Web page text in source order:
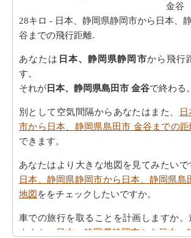
金谷
28キロ - 日本、静岡県静岡市から日本、
谷までの飛行距離.
あなたは 日本、静岡県静岡市から飛行
す。
それが 日本、静岡県島田市 金谷で終わる。
別として空気間隔からあなたはまた、
市から日本、静岡県島田市 金谷までの距
できます。
あなたはより大きな地図を見てみたい
日本、静岡県静岡市から日本、静岡県島
地図ををチェックしたいですか。
車での旅行を取ることを計画しますか。
ますか。
日本、静岡県静岡市から日本、